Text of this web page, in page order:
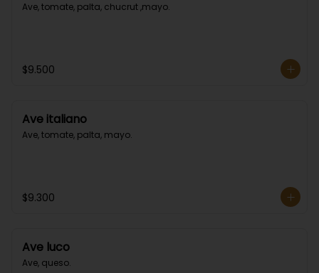
Ave, tomate, palta, chucrut ,mayo.
$9.500
Ave italiano
Ave, tomate, palta, mayo.
$9.300
Ave luco
Ave, queso.